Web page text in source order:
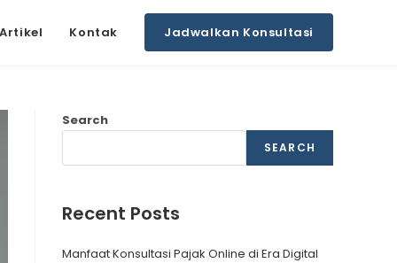
Artikel Kontak Jadwalkan Konsultasi
Search
SEARCH
Recent Posts
Manfaat Konsultasi Pajak Online di Era Digital